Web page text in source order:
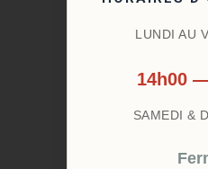
LUNDI AU
14h00
SAMEDI &